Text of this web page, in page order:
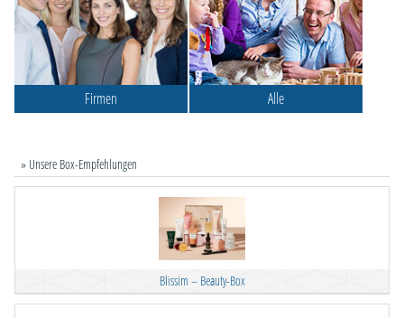
Firmen Alle
» Unsere Box-Empfehlungen
Blissim – Beauty-Box